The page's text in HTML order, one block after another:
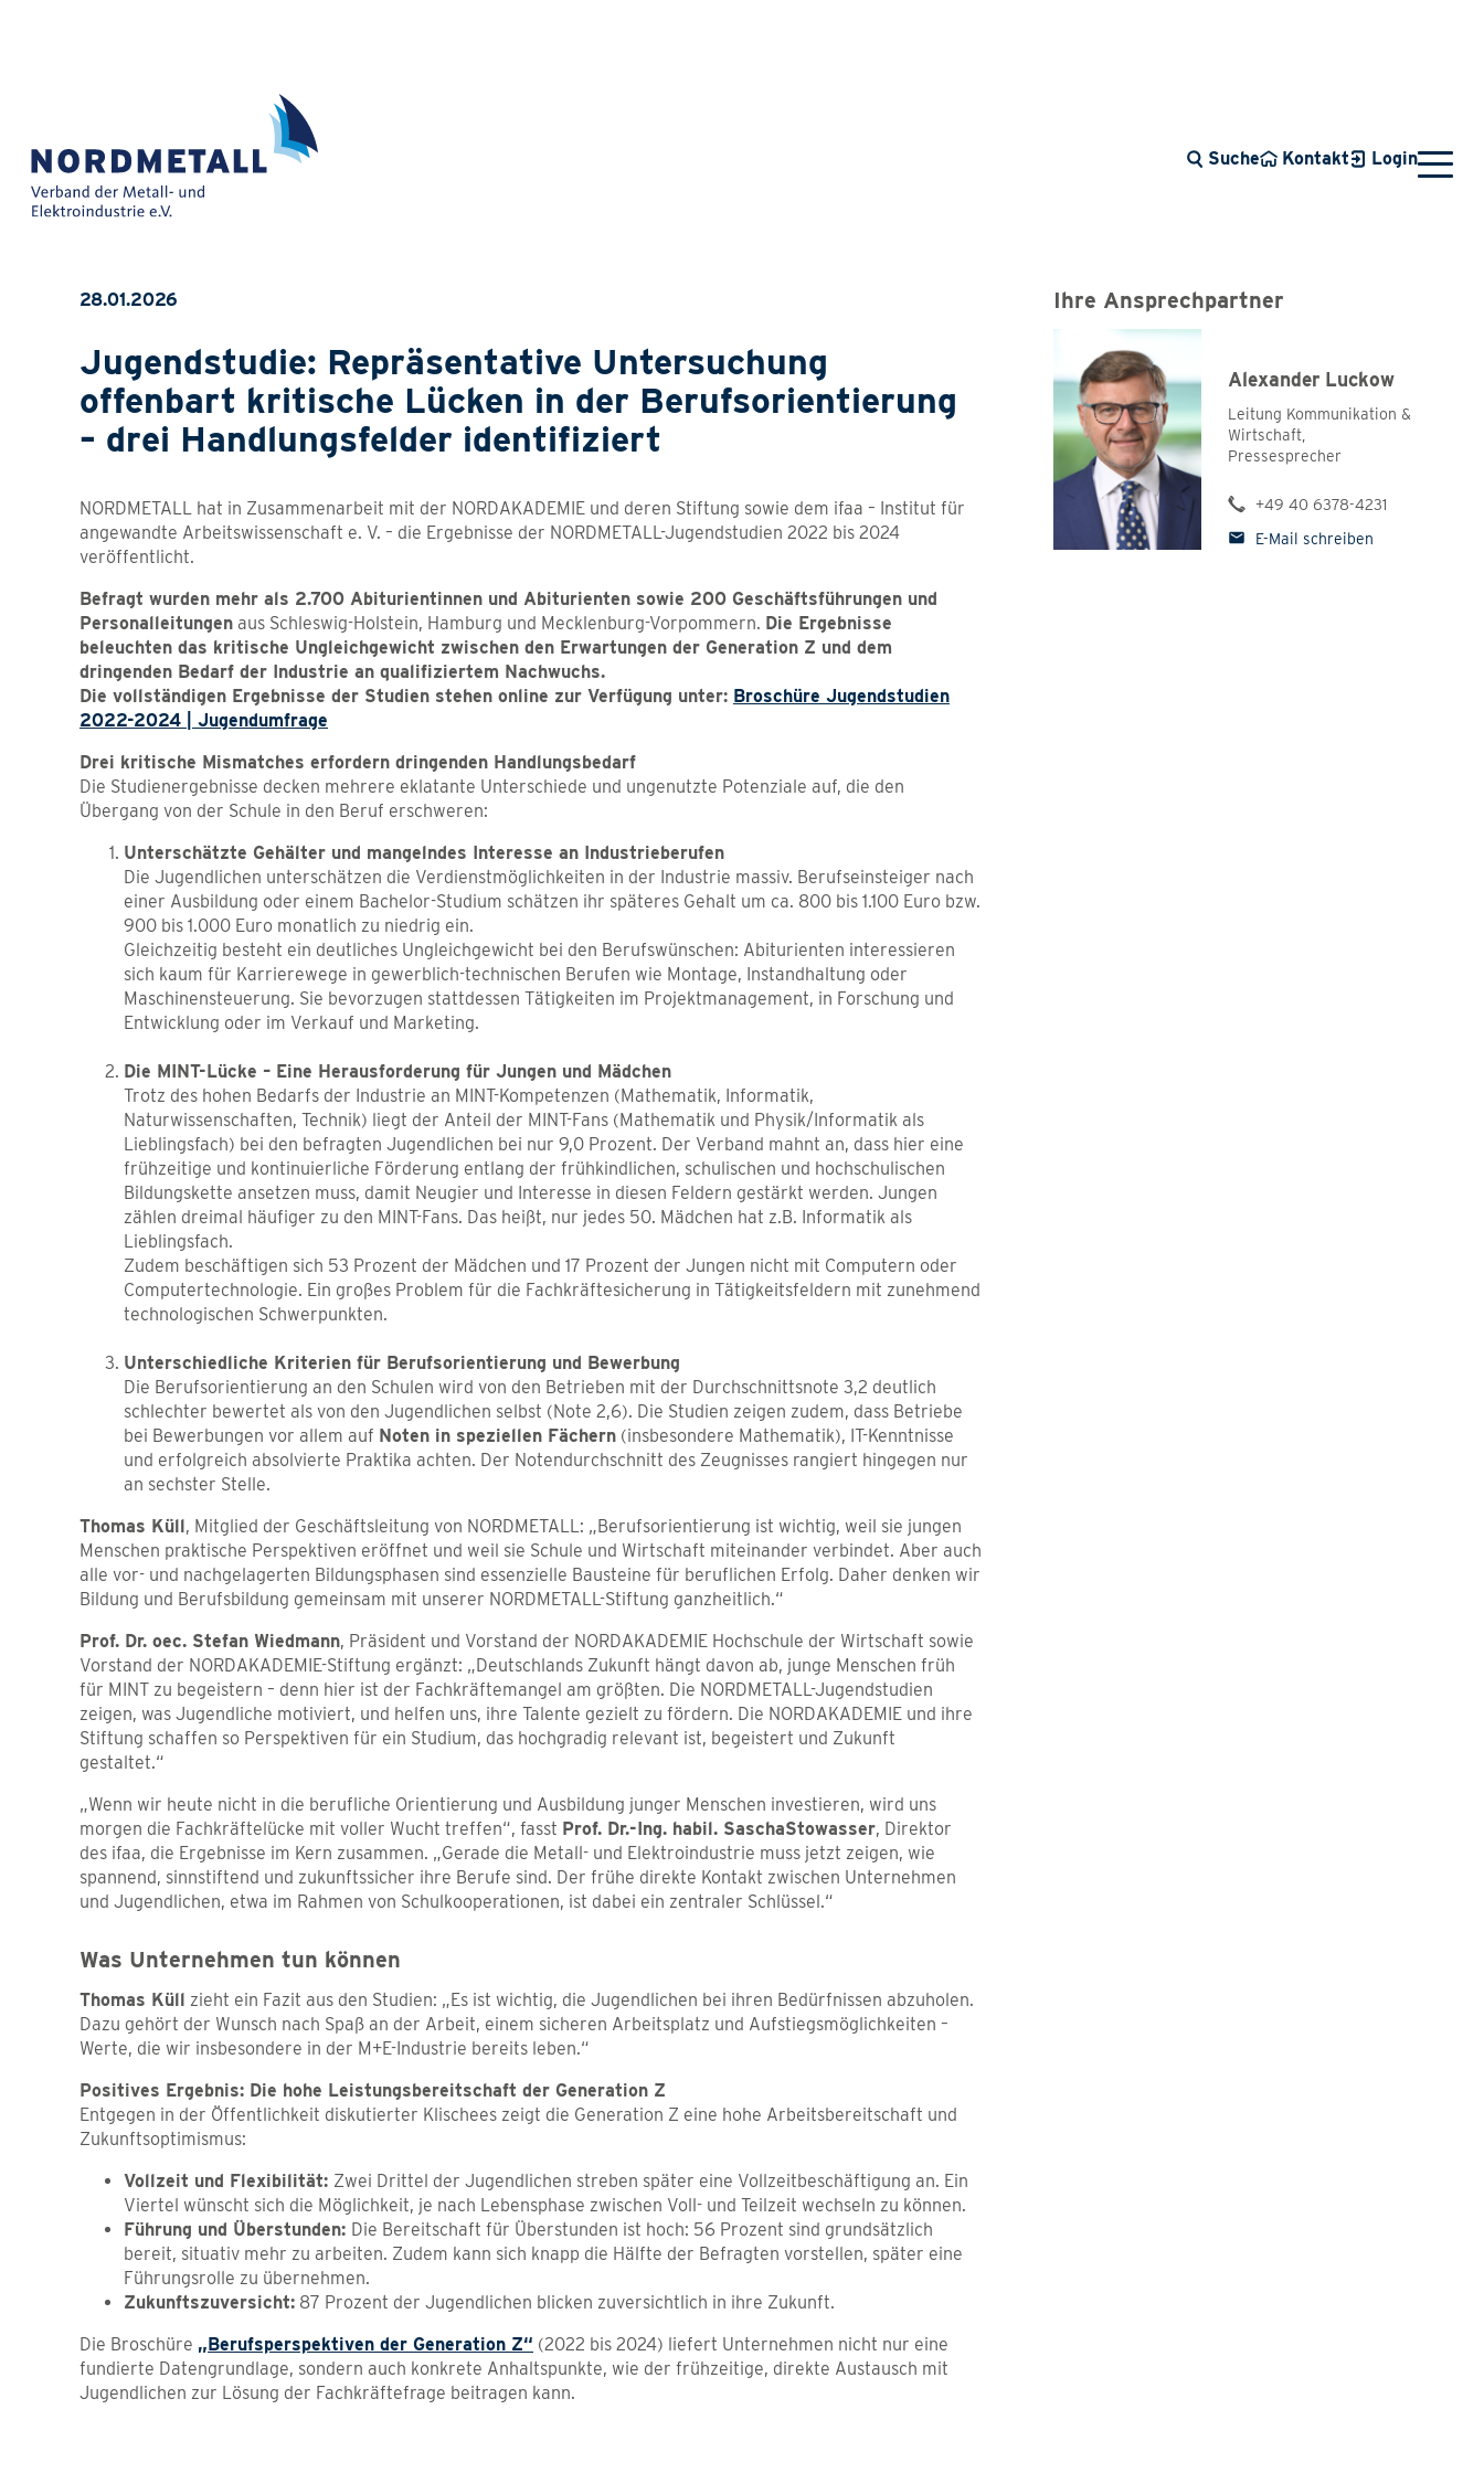
Suche Kontakt Login
Tarifrunde 2026
Azubi Fotowettbewerb
Pressemitteilungen
Bildmaterial
28.01.2026
Jugendstudie: Repräsentative Untersuchung
offenbart kritische Lücken in der Berufsorientierung
– drei Handlungsfelder identifiziert
NORDMETALL hat in Zusammenarbeit mit der NORDAKADEMIE und deren Stiftung sowie dem ifaa – Institut für
angewandte Arbeitswissenschaft e. V. – die Ergebnisse der NORDMETALL-Jugendstudien 2022 bis 2024
veröffentlicht.
Befragt wurden mehr als 2.700 Abiturientinnen und Abiturienten sowie 200 Geschäftsführungen und
Personalleitungen aus Schleswig-Holstein, Hamburg und Mecklenburg-Vorpommern. Die Ergebnisse
beleuchten das kritische Ungleichgewicht zwischen den Erwartungen der Generation Z und dem
dringenden Bedarf der Industrie an qualifiziertem Nachwuchs.
Die vollständigen Ergebnisse der Studien stehen online zur Verfügung unter: Broschüre Jugendstudien
2022-2024 | Jugendumfrage
Drei kritische Mismatches erfordern dringenden Handlungsbedarf
Die Studienergebnisse decken mehrere eklatante Unterschiede und ungenutzte Potenziale auf, die den
Übergang von der Schule in den Beruf erschweren:
Unterschätzte Gehälter und mangelndes Interesse an Industrieberufen
Die Jugendlichen unterschätzen die Verdienstmöglichkeiten in der Industrie massiv. Berufseinsteiger nach
einer Ausbildung oder einem Bachelor-Studium schätzen ihr späteres Gehalt um ca. 800 bis 1.100 Euro bzw.
900 bis 1.000 Euro monatlich zu niedrig ein.
Gleichzeitig besteht ein deutliches Ungleichgewicht bei den Berufswünschen: Abiturienten interessieren
sich kaum für Karrierewege in gewerblich-technischen Berufen wie Montage, Instandhaltung oder
Maschinensteuerung. Sie bevorzugen stattdessen Tätigkeiten im Projektmanagement, in Forschung und
Entwicklung oder im Verkauf und Marketing.
Die MINT-Lücke – Eine Herausforderung für Jungen und Mädchen
Trotz des hohen Bedarfs der Industrie an MINT-Kompetenzen (Mathematik, Informatik,
Naturwissenschaften, Technik) liegt der Anteil der MINT-Fans (Mathematik und Physik/Informatik als
Lieblingsfach) bei den befragten Jugendlichen bei nur 9,0 Prozent. Der Verband mahnt an, dass hier eine
frühzeitige und kontinuierliche Förderung entlang der frühkindlichen, schulischen und hochschulischen
Bildungskette ansetzen muss, damit Neugier und Interesse in diesen Feldern gestärkt werden. Jungen
zählen dreimal häufiger zu den MINT-Fans. Das heißt, nur jedes 50. Mädchen hat z.B. Informatik als
Lieblingsfach.
Zudem beschäftigen sich 53 Prozent der Mädchen und 17 Prozent der Jungen nicht mit Computern oder
Computertechnologie. Ein großes Problem für die Fachkräftesicherung in Tätigkeitsfeldern mit zunehmend
technologischen Schwerpunkten.
Unterschiedliche Kriterien für Berufsorientierung und Bewerbung
Die Berufsorientierung an den Schulen wird von den Betrieben mit der Durchschnittsnote 3,2 deutlich
schlechter bewertet als von den Jugendlichen selbst (Note 2,6). Die Studien zeigen zudem, dass Betriebe
bei Bewerbungen vor allem auf Noten in speziellen Fächern (insbesondere Mathematik), IT-Kenntnisse
und erfolgreich absolvierte Praktika achten. Der Notendurchschnitt des Zeugnisses rangiert hingegen nur
an sechster Stelle.
Thomas Küll, Mitglied der Geschäftsleitung von NORDMETALL: „Berufsorientierung ist wichtig, weil sie jungen
Menschen praktische Perspektiven eröffnet und weil sie Schule und Wirtschaft miteinander verbindet. Aber auch
alle vor- und nachgelagerten Bildungsphasen sind essenzielle Bausteine für beruflichen Erfolg. Daher denken wir
Bildung und Berufsbildung gemeinsam mit unserer NORDMETALL-Stiftung ganzheitlich.“
Prof. Dr. oec. Stefan Wiedmann, Präsident und Vorstand der NORDAKADEMIE Hochschule der Wirtschaft sowie
Vorstand der NORDAKADEMIE-Stiftung ergänzt: „Deutschlands Zukunft hängt davon ab, junge Menschen früh
für MINT zu begeistern – denn hier ist der Fachkräftemangel am größten. Die NORDMETALL-Jugendstudien
zeigen, was Jugendliche motiviert, und helfen uns, ihre Talente gezielt zu fördern. Die NORDAKADEMIE und ihre
Stiftung schaffen so Perspektiven für ein Studium, das hochgradig relevant ist, begeistert und Zukunft
gestaltet.“
„Wenn wir heute nicht in die berufliche Orientierung und Ausbildung junger Menschen investieren, wird uns
morgen die Fachkräftelücke mit voller Wucht treffen“, fasst Prof. Dr.-Ing. habil. SaschaStowasser, Direktor
des ifaa, die Ergebnisse im Kern zusammen. „Gerade die Metall- und Elektroindustrie muss jetzt zeigen, wie
spannend, sinnstiftend und zukunftssicher ihre Berufe sind. Der frühe direkte Kontakt zwischen Unternehmen
und Jugendlichen, etwa im Rahmen von Schulkooperationen, ist dabei ein zentraler Schlüssel.“
Was Unternehmen tun können
Thomas Küll zieht ein Fazit aus den Studien: „Es ist wichtig, die Jugendlichen bei ihren Bedürfnissen abzuholen.
Dazu gehört der Wunsch nach Spaß an der Arbeit, einem sicheren Arbeitsplatz und Aufstiegsmöglichkeiten –
Werte, die wir insbesondere in der M+E-Industrie bereits leben.“
Positives Ergebnis: Die hohe Leistungsbereitschaft der Generation Z
Entgegen in der Öffentlichkeit diskutierter Klischees zeigt die Generation Z eine hohe Arbeitsbereitschaft und
Zukunftsoptimismus:
Vollzeit und Flexibilität: Zwei Drittel der Jugendlichen streben später eine Vollzeitbeschäftigung an. Ein
Viertel wünscht sich die Möglichkeit, je nach Lebensphase zwischen Voll- und Teilzeit wechseln zu können.
Führung und Überstunden: Die Bereitschaft für Überstunden ist hoch: 56 Prozent sind grundsätzlich
bereit, situativ mehr zu arbeiten. Zudem kann sich knapp die Hälfte der Befragten vorstellen, später eine
Führungsrolle zu übernehmen.
Zukunftszuversicht: 87 Prozent der Jugendlichen blicken zuversichtlich in ihre Zukunft.
Die Broschüre „Berufsperspektiven der Generation Z“ (2022 bis 2024) liefert Unternehmen nicht nur eine
fundierte Datengrundlage, sondern auch konkrete Anhaltspunkte, wie der frühzeitige, direkte Austausch mit
Jugendlichen zur Lösung der Fachkräftefrage beitragen kann.
Ihre Ansprechpartner
Alexander Luckow
Leitung Kommunikation &
Wirtschaft,
Pressesprecher
+49 40 6378-4231
E-Mail schreiben